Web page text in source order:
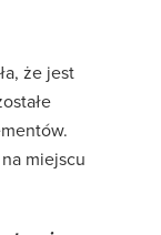
że jest
miejscu